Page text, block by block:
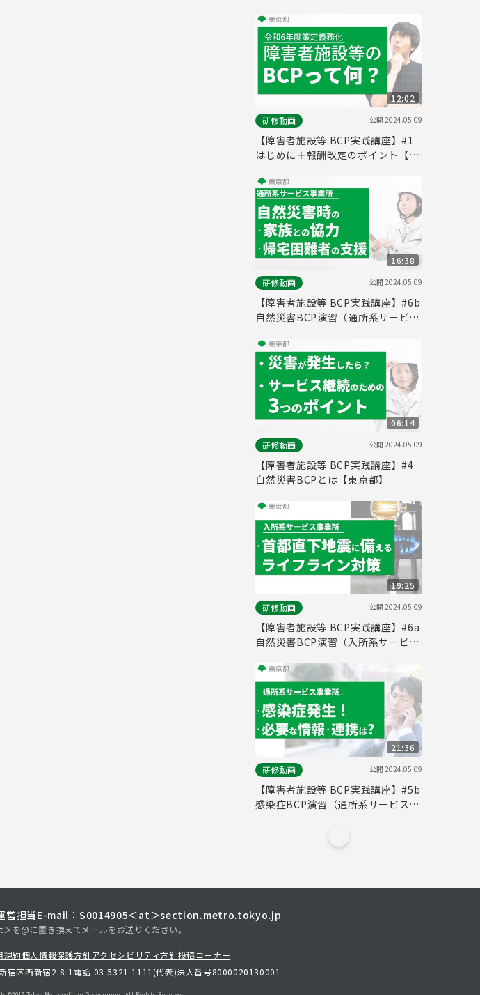
12:02
研修動画
公開2024.05.09
【障害者施設等 BCP実践講座】#1
はじめに＋報酬改定のポイント【東
16:38
研修動画
公開2024.05.09
【障害者施設等 BCP実践講座】#6b
⾃然災害BCP演習（通所系サービス
06:14
研修動画
公開2024.05.09
【障害者施設等 BCP実践講座】#4
⾃然災害BCPとは【東京都】
19:25
研修動画
公開2024.05.09
【障害者施設等 BCP実践講座】#6a
⾃然災害BCP演習（⼊所系サービス
21:36
研修動画
公開2024.05.09
【障害者施設等 BCP実践講座】#5b
感染症BCP演習（通所系サービス事
営担当E-mail：S0014905＜at＞section.metro.tokyo.jp
を@に置き換えてメールをお送りください。
規約個人情報保護方針アクセシビリティ方針投稿コーナー
宿区西新宿2-8-1 電話 03-5321-1111(代表)法人番号8000020130001